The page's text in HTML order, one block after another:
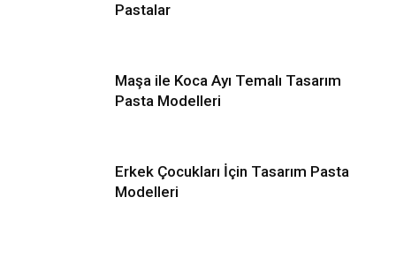
Pastalar
Maşa ile Koca Ayı Temalı Tasarım
Pasta Modelleri
Erkek Çocukları İçin Tasarım Pasta
Modelleri